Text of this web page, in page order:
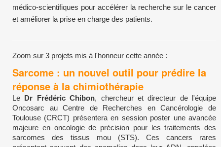
médico-scientifiques pour accélérer la recherche sur le cancer
et améliorer la prise en charge des patients.
Zoom sur 3 projets mis à l'honneur cette année :
Sarcome : un nouvel outil pour prédire la
réponse à la chimiothérapie
Le Dr Frédéric Chibon, chercheur et directeur de l'équipe
Oncosarc au Centre de Recherches en Cancérologie de
Toulouse (CRCT) présentera en session poster une avancée
majeure en oncologie de précision pour les traitements des
sarcomes des tissus mou (STS). Ces cancers rares